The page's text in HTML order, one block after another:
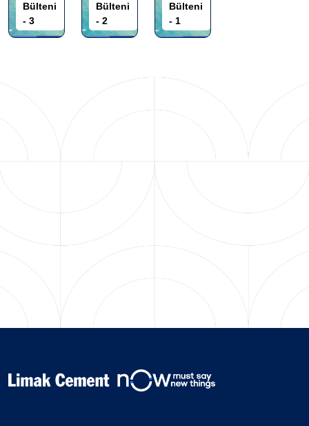
Bülteni
- 3
Bülteni
- 2
Bülteni
- 1